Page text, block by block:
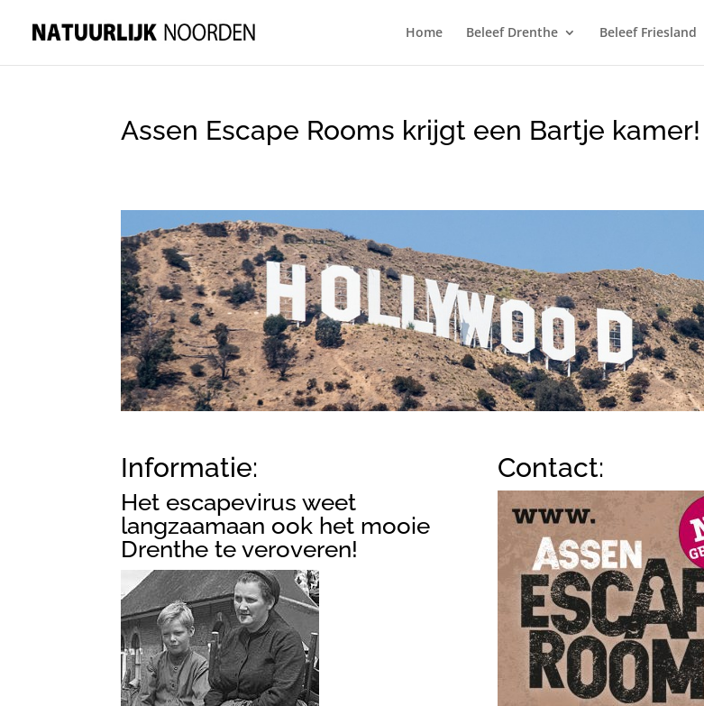
Home Beleef Drenthe Beleef Friesland
Assen Escape Rooms krijgt een Bartje kamer!
Informatie:
Het escapevirus weet
langzaamaan ook het mooie
Drenthe te veroveren!
Contact: